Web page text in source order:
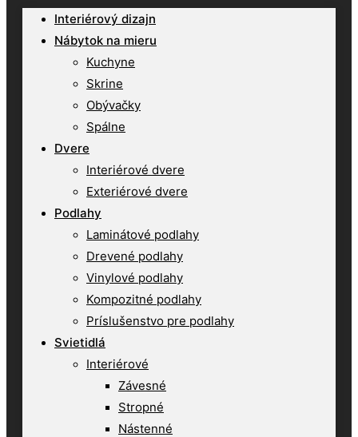
Interiérový dizajn
Nábytok na mieru
Kuchyne
Skrine
Obývačky
Spálne
Dvere
Interiérové dvere
Exteriérové dvere
Podlahy
Laminátové podlahy
Drevené podlahy
Vinylové podlahy
Kompozitné podlahy
Príslušenstvo pre podlahy
Svietidlá
Interiérové
Závesné
Stropné
Nástenné